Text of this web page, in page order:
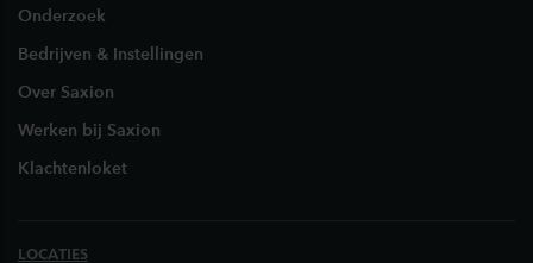
Onderzoek
Bedrijven & Instellingen
Over Saxion
Werken bij Saxion
Klachtenloket
LOCATIES